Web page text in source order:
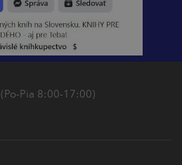
(Po-Pia 8:00-17:00)